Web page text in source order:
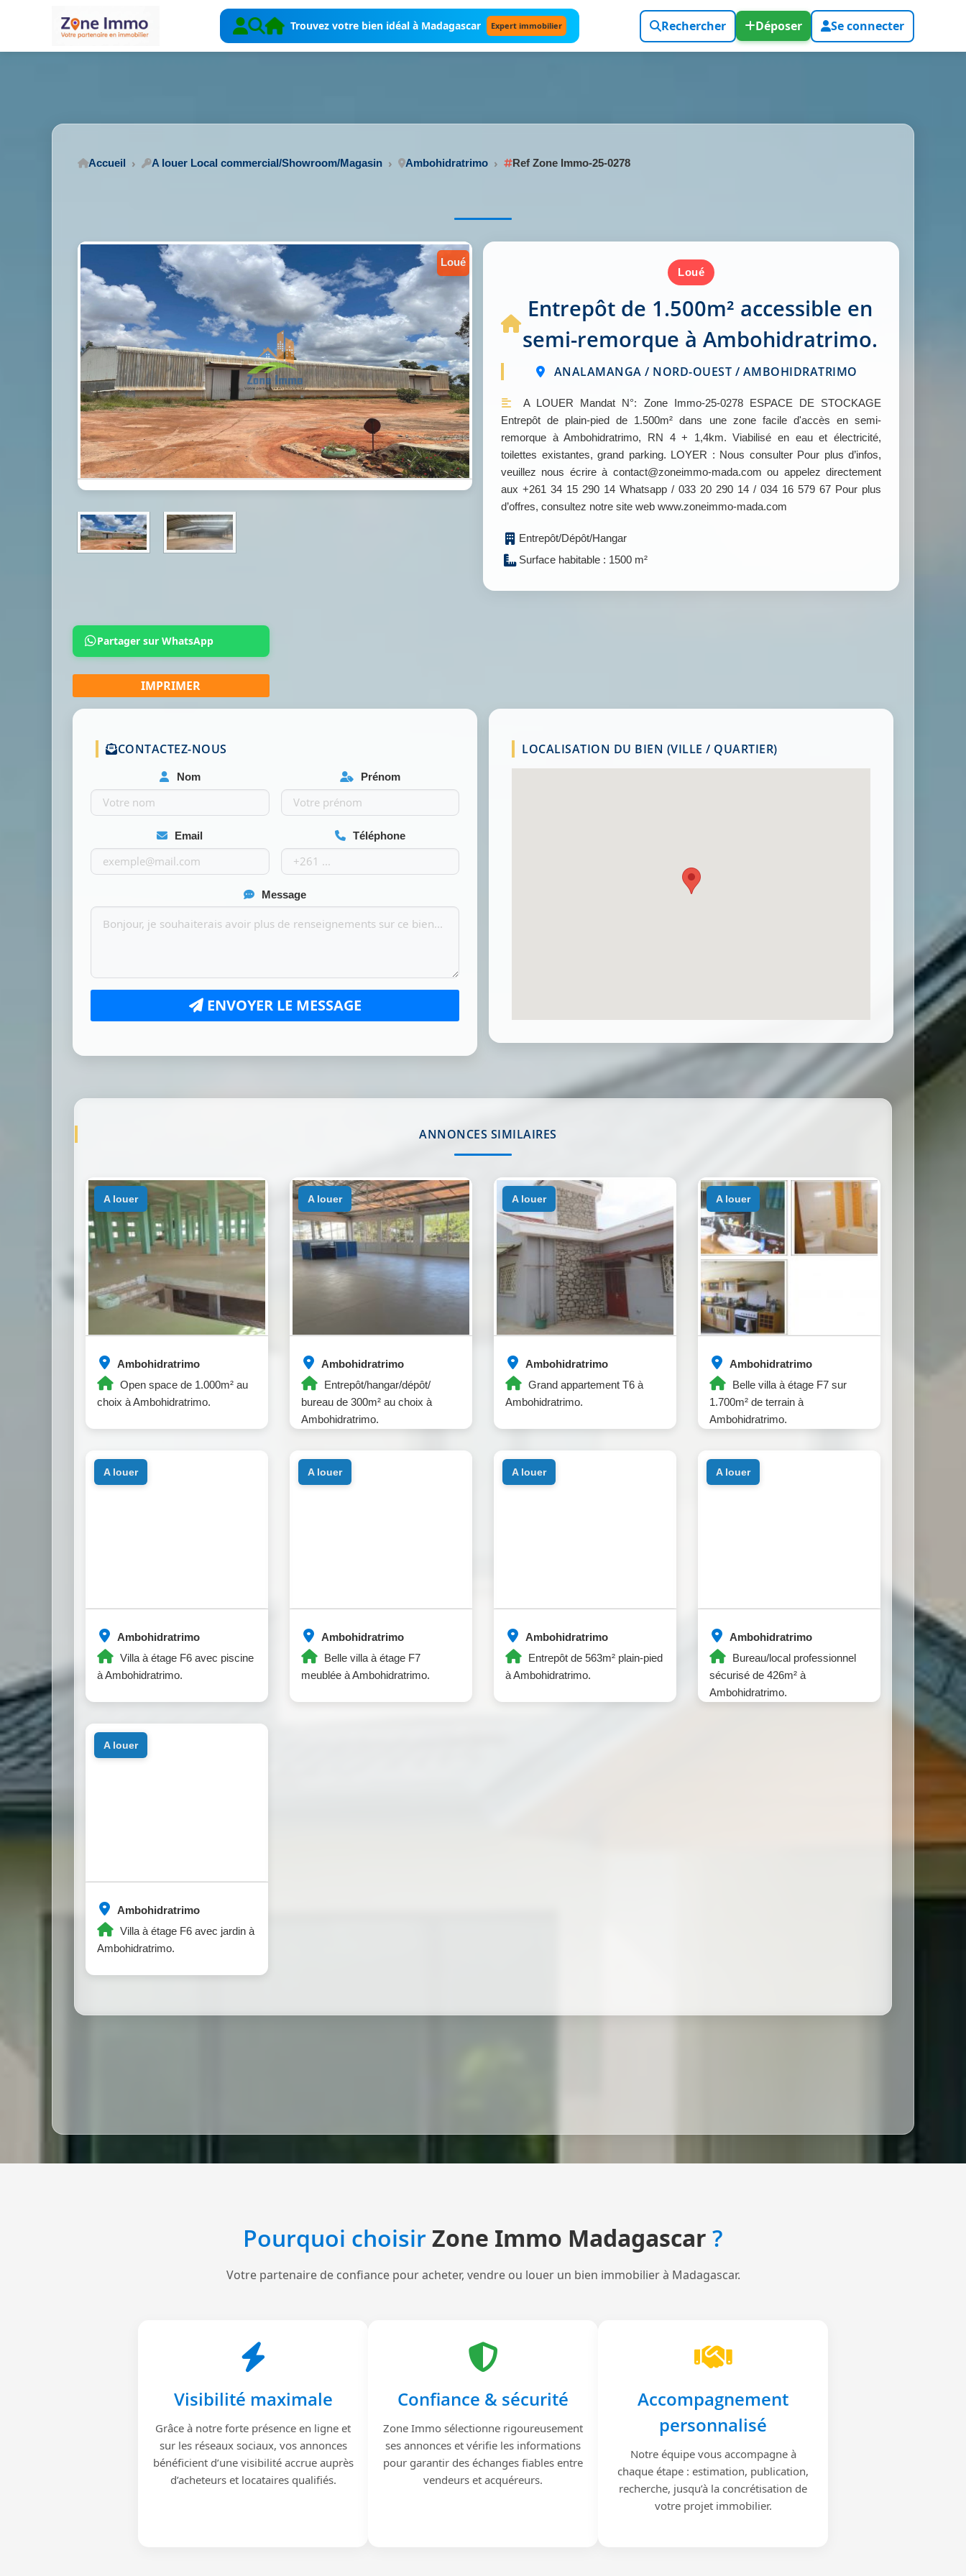
Trouvez votre bien idéal à Madagascar Expert immobilier Rechercher Déposer Se connecter
Accueil A louer Local commercial/Showroom/Magasin Ambohidratrimo Ref Zone Immo-25-0278
loué
loué
Entrepôt de 1.500m² accessible en
semi-remorque à Ambohidratrimo.
ANALAMANGA / NORD-OUEST / AMBOHIDRATRIMO
A LOUER Mandat N°: Zone Immo-25-0278 ESPACE DE STOCKAGE
Entrepôt de plain-pied de 1.500m² dans une zone facile d'accès en semi-
remorque à Ambohidratrimo, RN 4 + 1,4km. Viabilisé en eau et électricité,
toilettes existantes, grand parking. LOYER : Nous consulter Pour plus d’infos,
veuillez nous écrire à contact@zoneimmo-mada.com ou appelez directement
aux +261 34 15 290 14 Whatsapp / 033 20 290 14 / 034 16 579 67 Pour plus
d’offres, consultez notre site web www.zoneimmo-mada.com
Entrepôt/Dépôt/Hangar
Surface habitable : 1500 m²
Partager sur WhatsApp
CONTACTEZ-NOUS
Nom Prénom
Email Téléphone
Message
ENVOYER LE MESSAGE
LOCALISATION DU BIEN (VILLE / QUARTIER)
ANNONCES SIMILAIRES
Ambohidratrimo
Open space de 1.000m² au
choix à Ambohidratrimo.
a louer
Ambohidratrimo
Entrepôt/hangar/dépôt/
bureau de 300m² au choix à
Ambohidratrimo.
a louer
Ambohidratrimo
Grand appartement T6 à
Ambohidratrimo.
a louer
Ambohidratrimo
Belle villa à étage F7 sur
1.700m² de terrain à
Ambohidratrimo.
a louer
Ambohidratrimo
Villa à étage F6 avec piscine
à Ambohidratrimo.
a louer
Ambohidratrimo
Belle villa à étage F7
meublée à Ambohidratrimo.
a louer
Ambohidratrimo
Entrepôt de 563m² plain-pied
à Ambohidratrimo.
a louer
Ambohidratrimo
Bureau/local professionnel
sécurisé de 426m² à
Ambohidratrimo.
a louer
Ambohidratrimo
Villa à étage F6 avec jardin à
Ambohidratrimo.
a louer
Pourquoi choisirZone Immo Madagascar ?
Votre partenaire de confiance pour acheter, vendre ou louer un bien immobilier à Madagascar.
Visibilité maximale
Grâce à notre forte présence en ligne et
sur les réseaux sociaux, vos annonces
bénéficient d’une visibilité accrue auprès
d’acheteurs et locataires qualifiés.
Confiance & sécurité
Zone Immo sélectionne rigoureusement
ses annonces et vérifie les informations
pour garantir des échanges fiables entre
vendeurs et acquéreurs.
Accompagnement
personnalisé
Notre équipe vous accompagne à
chaque étape : estimation, publication,
recherche, jusqu’à la concrétisation de
votre projet immobilier.